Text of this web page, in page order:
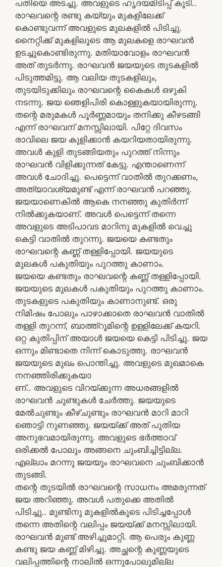
പതിയെ അടച്ചു. അവളുടെ ഹൃദയമിടിപ്പ് കൂടി..
രാഘവന്റെ രണ്ടു കയ്യും മുകളിലേക്ക്
കൊണ്ടുവന്ന് അവളുടെ മുലകളിൽ പിടിച്ചു.
നൈറ്റിക്ക് മുകളിലൂടെ ആ മുലകളെ രാഘവൻ
ഉടച്ചുകൊണ്ടിരുന്നു. മതിയാവോളം രാഘവൻ
അത് തുടർന്നു. രാഘവൻ ജയയുടെ തുടകളിൽ
പിടുത്തമിട്ടു. ആ വലിയ തുടകളിലും,
തുടയിടുക്കിലും രാഘവന്റെ കൈകൾ ഒഴുകി
നടന്നു. ജയ ഞെളിപിരി കൊള്ളുകയായിരുന്നു.
തന്റെ മരുമകൾ പൂർണ്ണമായും തനിക്കു കീഴടങ്ങി
എന്ന് രാഘവന് മനസ്സിലായി. പിറ്റേ ദിവസം
രാവിലെ ജയ കുളിക്കാൻ കയറിയതായിരുന്നു.
അവൾ കുളി തുടങ്ങിയതും പുറത്ത് നിന്നും
രാഘവൻ വിളിക്കുന്നത് കേട്ടു. എന്താണെന്ന്
അവൾ ചോദിച്ചു. പെട്ടെന്ന് വാതിൽ തുറക്കണം,
അത്യാവശ്യമുണ്ട് എന്ന് രാഘവൻ പറഞ്ഞു.
ജയയാണെകിൽ ആകെ നനഞ്ഞു കുതിർന്ന്
നിൽക്കുകയാണ്. അവൾ പെട്ടെന്ന് തന്നെ
അവളുടെ അടിപാവട മാറിനു മുകളിൽ വെച്ചു
കെട്ടി വാതിൽ തുറന്നു. ജയയെ കണ്ടതും
രാഘവന്റെ കണ്ണ് തള്ളിപ്പോയി. ജയയുടെ
മുലകൾ പകുതിയും പുറത്തു കാണാം.
ജയയെ കണ്ടതും രാഘവന്റെ കണ്ണ് തള്ളിപ്പോയി.
ജയയുടെ മുലകൾ പകുതിയും പുറത്തു കാണാം.
തുടകളുടെ പകുതിയും കാണാനുണ്ട്. ഒരു
നിമിഷം പോലും പാഴാക്കാതെ രാഘവൻ വാതിൽ
തള്ളി തുറന്ന്, ബാത്ത്റൂമിന്റെ ഉള്ളിലേക്ക് കയറി.
ഒറ്റ കുതിപ്പിന് അയാൾ ജയയെ കെട്ടി പിടിച്ചു. ജയ
ഒന്നും മിണ്ടാതെ നിന്ന് കൊടുത്തു. രാഘവൻ
ജയയുടെ മുഖം പൊന്തിച്ചു. അവളുടെ മുഖമാകെ
നനഞ്ഞിരിക്കുകയാ
ണ്.. അവളുടെ വിറയ്ക്കുന്ന അധരങ്ങളിൽ
രാഘവൻ ചുണ്ടുകൾ ചേർത്തു. ജയയുടെ
മേൽചുണ്ടും കീഴ്ചുണ്ടും രാഘവൻ മാറി മാറി
ഞൊട്ടി നുണഞ്ഞു. ജയയ്ക്ക് അത് പുതിയ
അനുഭവമായിരുന്നു. അവളുടെ ഭർത്താവ്
ഒരിക്കൽ പോലും അങ്ങനെ ചുംബിച്ചിട്ടില്ല.
എല്ലാം മറന്നു ജയയും രാഘവനെ ചുംബിക്കാൻ
തുടങ്ങി.
തന്റെ തുടയിൽ രാഘവന്റെ സാധനം അമരുന്നത്
ജയ അറിഞ്ഞു. അവൾ പതുക്കെ അതിൽ
പിടിച്ചു.. മുണ്ടിനു മുകളിൽകൂടെ പിടിച്ചപ്പോൾ
തന്നെ അതിന്റെ വലിപ്പം ജയയ്ക്ക് മനസ്സിലായി.
രാഘവൻ മുണ്ട് അഴിച്ചുമാറ്റി. ആ പെരും കുണ്ണ
കണ്ടു ജയ കണ്ണ് മിഴിച്ചു. അച്ഛന്റെ കുണ്ണയുടെ
വലിപ്പത്തിന്റെ നാലിൽ ഒന്നുപോലുമില്ല